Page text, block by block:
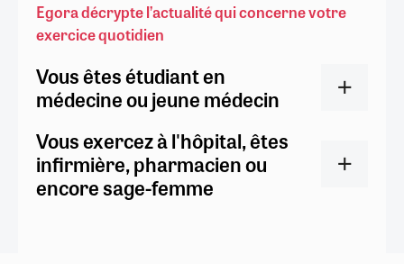
Egora décrypte l’actualité qui concerne votre
exercice quotidien
Vous êtes étudiant en
médecine ou jeune médecin
Vous exercez à l'hôpital, êtes
infirmière, pharmacien ou
encore sage-femme